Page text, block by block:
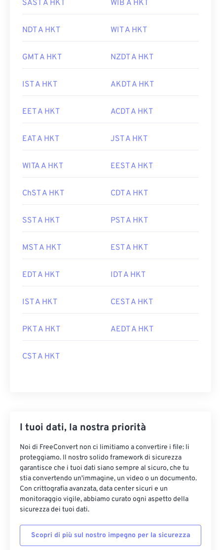
SAST A HKT WIB A HKT
NDT A HKT WIT A HKT
GMT A HKT NZDT A HKT
IST A HKT AKDT A HKT
EET A HKT ACDT A HKT
EAT A HKT JST A HKT
WITA A HKT EEST A HKT
ChST A HKT CDT A HKT
SST A HKT PST A HKT
MST A HKT EST A HKT
EDT A HKT IDT A HKT
IST A HKT CEST A HKT
PKT A HKT AEDT A HKT
CST A HKT
I tuoi dati, la nostra priorità
Noi di FreeConvert non ci limitiamo a convertire i file: li
proteggiamo. Il nostro solido framework di sicurezza
garantisce che i tuoi dati siano sempre al sicuro, che tu
stia convertendo un'immagine, un video o un documento.
Con crittografia avanzata, data center sicuri e un
monitoraggio vigile, abbiamo curato ogni aspetto della
sicurezza dei tuoi dati.
Scopri di più sul nostro impegno per la sicurezza